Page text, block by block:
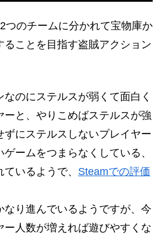
つのチームに分かれて宝物庫か
ることを目指す盗賊アクション
のにステルスが弱くて面白く
ーと、やりこめばステルスが強
ずにステルスしないプレイヤー
ームをつまらなくしている、
いるようで、 Steamでの評価
なり進んでいるようですが、今
ー人数が増えれば遊びやすくな